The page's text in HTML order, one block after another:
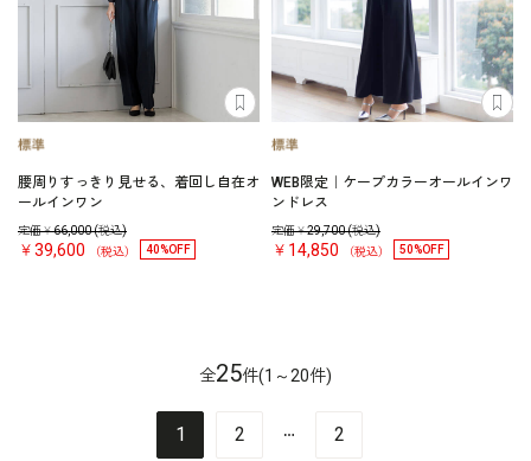
腰周りすっきり見せる、着回し自在オ
ールインワン
定価￥66,000(税込)
￥39,600 （税込） 40%OFF
WEB限定｜ケープカラーオールインワ
ンドレス
定価￥29,700(税込)
￥14,850 （税込） 50%OFF
全25件(1～20件)
1 2 2